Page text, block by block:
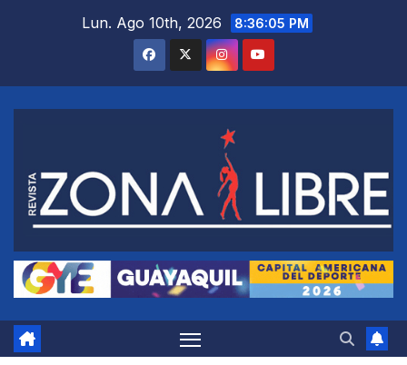
Lun. Ago 10th, 2026 8:36:05 PM